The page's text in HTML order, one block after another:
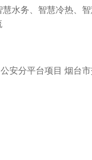
水务、智慧冷热、
安分平台项目 烟台